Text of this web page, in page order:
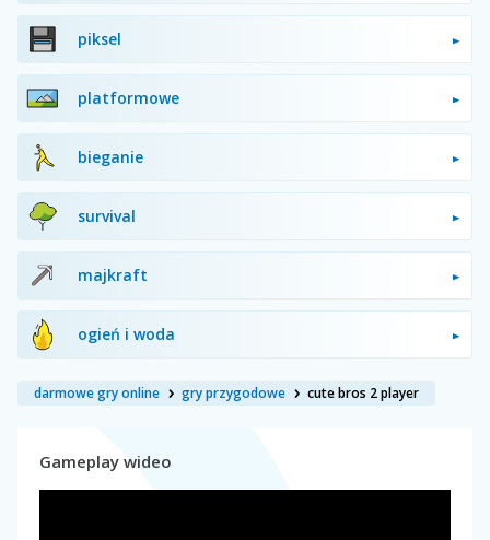
piksel
platformowe
bieganie
survival
majkraft
ogień i woda
darmowe gry online gry przygodowe cute bros 2 player
Gameplay wideo